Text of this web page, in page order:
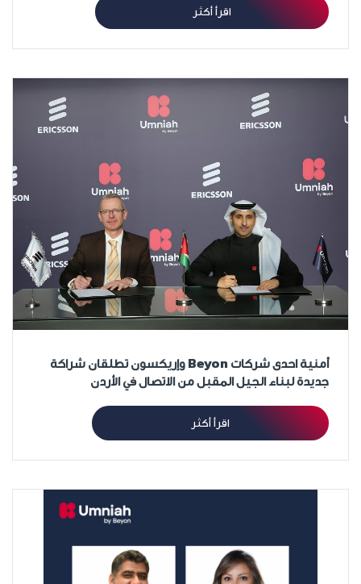
اقرأ أكثر
أمنية احدى شركات Beyon وإريكسون تطلقان شراكة
جديدة لبناء الجيل المقبل من الاتصال في الأردن
اقرأ أكثر